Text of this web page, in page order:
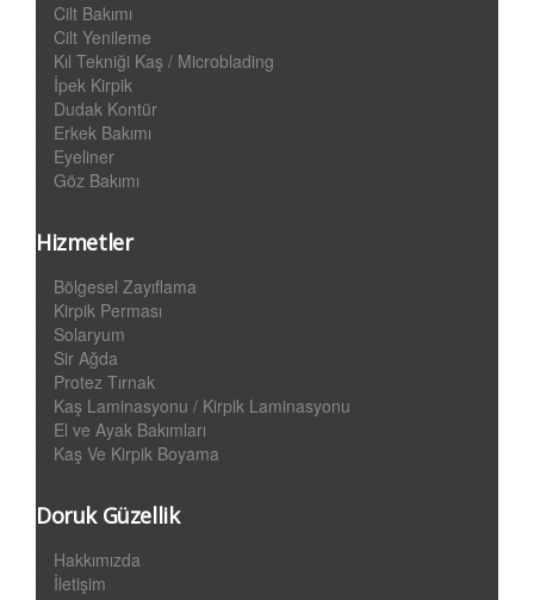
Cilt Bakımı
Cilt Yenileme
Kıl Tekniği Kaş / Microblading
İpek Kirpik
Dudak Kontür
Erkek Bakımı
Eyeliner
Göz Bakımı
Hizmetler
Bölgesel Zayıflama
Kirpik Perması
Solaryum
Sir Ağda
Protez Tırnak
Kaş Laminasyonu / Kirpik Laminasyonu
El ve Ayak Bakımları
Kaş Ve Kirpik Boyama
Doruk Güzellik
Hakkımızda
İletişim